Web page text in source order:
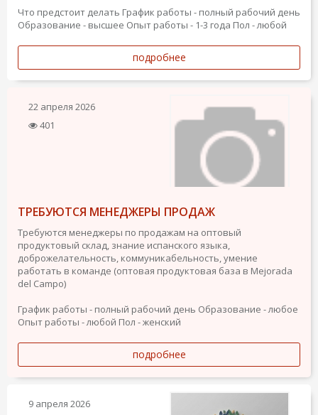
Что предстоит делать График работы - полный рабочий день
Образование - высшее Опыт работы - 1-3 года Пол - любой
подробнее
22 апреля 2026
401
ТРЕБУЮТСЯ МЕНЕДЖЕРЫ ПРОДАЖ
Требуются менеджеры по продажам на оптовый
продуктовый склад, знание испанского языка,
доброжелательность, коммуникабельность, умение
работать в команде (оптовая продуктовая база в Mejorada
del Campo)
График работы - полный рабочий день Образование - любое
Опыт работы - любой Пол - женский
подробнее
9 апреля 2026